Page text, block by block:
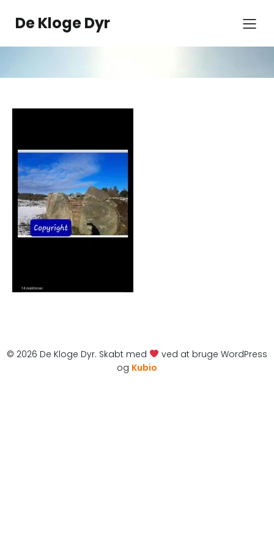
indholdDe Kloge Dyr
© 2026 De Kloge Dyr. Skabt med
ved at bruge WordPress
og Kubio